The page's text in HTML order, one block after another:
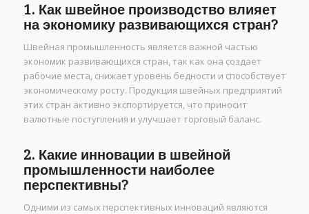
1. Как швейное производство влияет
на экономику развивающихся стран?
Швейная промышленность является важной частью
экономик развивающихся стран, так как она создает
рабочие места, снижает уровень бедности и способствует
экономическому росту. Продукция швейных предприятий
этих стран активно экспортируется, что приносит
валютные поступления и улучшает торговый баланс.
2. Какие инновации в швейной
промышленности наиболее
перспективны?
Одними из самых перспективных инноваций являются